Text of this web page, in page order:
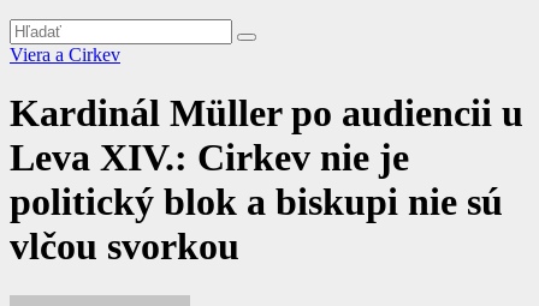
Viera a Cirkev
Kardinál Müller po audiencii u
Leva XIV.: Cirkev nie je
politický blok a biskupi nie sú
vlčou svorkou